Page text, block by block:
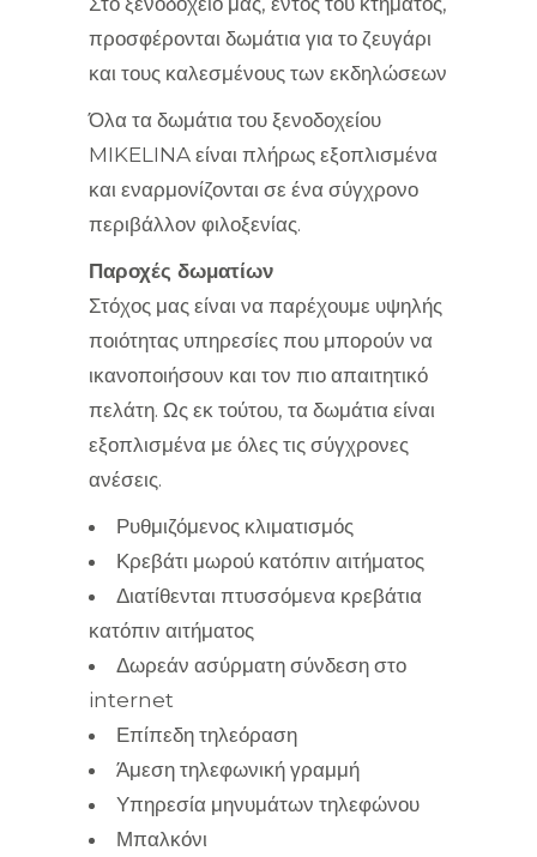
προσφέρονται δωμάτια για το ζευγάρι
και τους καλεσμένους των εκδηλώσεων
Όλα τα δωμάτια του ξενοδοχείου
MIKELINA είναι πλήρως εξοπλισμένα
και εναρμονίζονται σε ένα σύγχρονο
περιβάλλον φιλοξενίας.
Παροχές δωματίων
Στόχος μας είναι να παρέχουμε υψηλής
ποιότητας υπηρεσίες που μπορούν να
ικανοποιήσουν και τον πιο απαιτητικό
πελάτη. Ως εκ τούτου, τα δωμάτια είναι
εξοπλισμένα με όλες τις σύγχρονες
ανέσεις.
Ρυθμιζόμενος κλιματισμός
Κρεβάτι μωρού κατόπιν αιτήματος
Διατίθενται πτυσσόμενα κρεβάτια
κατόπιν αιτήματος
Δωρεάν ασύρματη σύνδεση στο
internet
Επίπεδη τηλεόραση
Άμεση τηλεφωνική γραμμή
Υπηρεσία μηνυμάτων τηλεφώνου
Μπαλκόνι